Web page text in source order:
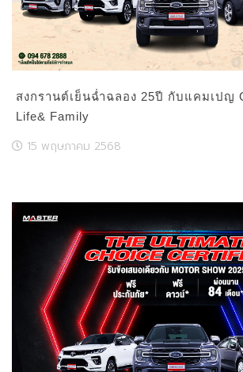
สงกรานต์เย็นฉ่ำฉลอง 25ปี กับแคมเปญ
Life& Family
15 พฤษภาคม 2568